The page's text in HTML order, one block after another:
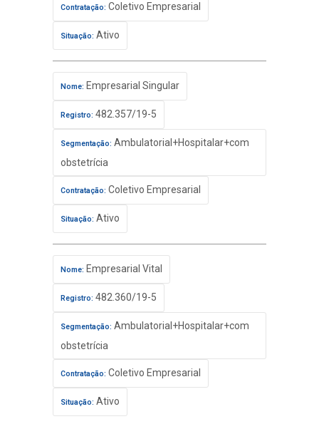
Contratação: Coletivo Empresarial
Situação: Ativo
Nome: Empresarial Singular
Registro: 482.357/19-5
Segmentação: Ambulatorial+Hospitalar+com
obstetrícia
Contratação: Coletivo Empresarial
Situação: Ativo
Nome: Empresarial Vital
Registro: 482.360/19-5
Segmentação: Ambulatorial+Hospitalar+com
obstetrícia
Contratação: Coletivo Empresarial
Situação: Ativo